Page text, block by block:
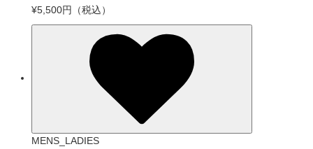
¥5,500円
（税込）
MENS_LADIES